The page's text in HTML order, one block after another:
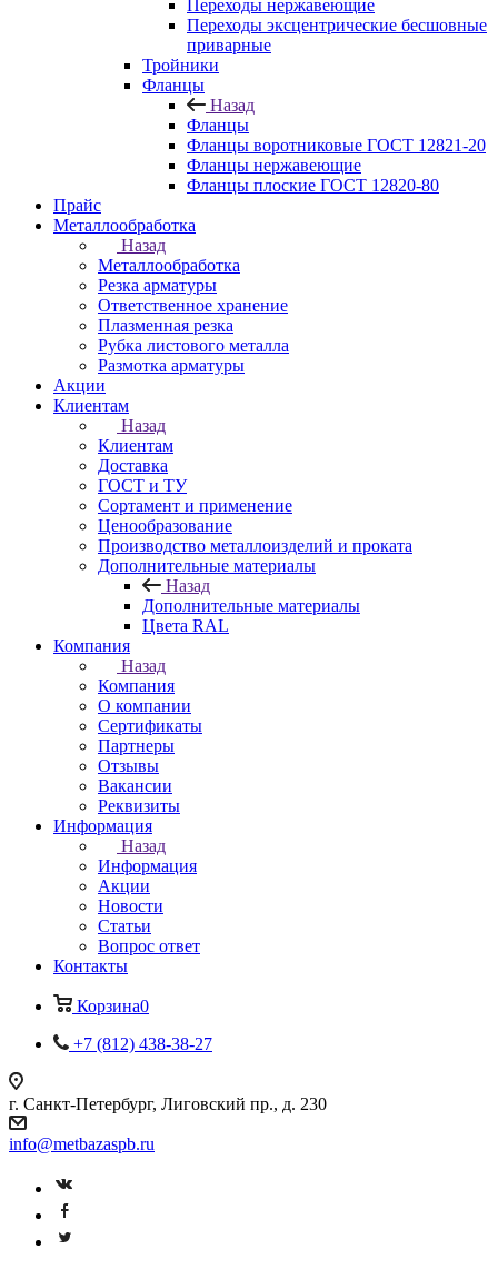
Переходы нержавеющие
Переходы эксцентрические бесшовные
приварные
Тройники
Фланцы
Назад
Фланцы
Фланцы воротниковые ГОСТ 12821-20
Фланцы нержавеющие
Фланцы плоские ГОСТ 12820-80
Прайс
Металлообработка
Назад
Металлообработка
Резка арматуры
Ответственное хранение
Плазменная резка
Рубка листового металла
Размотка арматуры
Акции
Клиентам
Назад
Клиентам
Доставка
ГОСТ и ТУ
Сортамент и применение
Ценообразование
Производство металлоизделий и проката
Дополнительные материалы
Назад
Дополнительные материалы
Цвета RAL
Компания
Назад
Компания
О компании
Сертификаты
Партнеры
Отзывы
Вакансии
Реквизиты
Информация
Назад
Информация
Акции
Новости
Статьи
Вопрос ответ
Контакты
Корзина0
+7 (812) 438-38-27
г. Санкт-Петербург, Лиговский пр., д. 230
info@metbazaspb.ru